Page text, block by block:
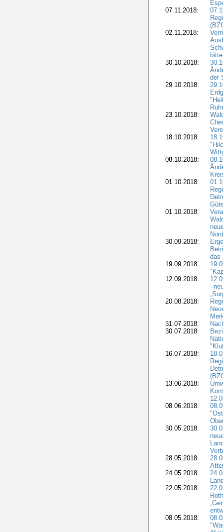
07.11.2018:
02.11.2018:
30.10.2018:
der
29.10.2018:
23.10.2018:
18.10.2018:
08.10.2018:
01.10.2018:
01.10.2018:
30.09.2018:
das
19.09.2018:
12.09.2018:
20.08.2018:
31.07.2018:
30.07.2018:
16.07.2018:
13.06.2018:
08.06.2018:
30.05.2018:
28.05.2018:
24.05.2018:
22.05.2018:
08.05.2018: